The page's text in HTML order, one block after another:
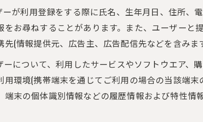
ーが利用登録をする際に氏名、生年月日、住所
をお尋ねすることがあります。また、ユーザー
先(情報提供元、広告主、広告配信先などを含みま
ーについて、利用したサービスやソフトウエア
用環境(携帯端末を通じてご利用の場合の当該端
端末の個体識別情報などの履歴情報および特性